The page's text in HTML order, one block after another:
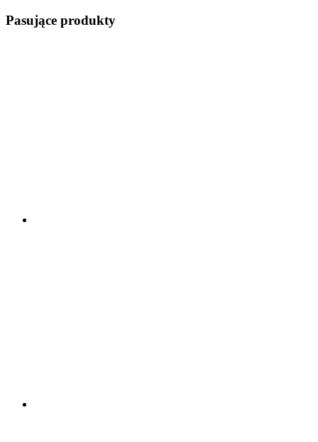
Pasujące produkty